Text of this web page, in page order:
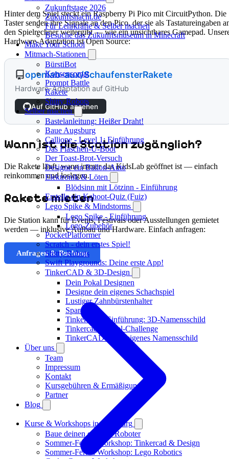
Zukunftstage 2026
Zukunftsnacht.de
Für Lehrkräfte & Selber machen
Besuche das Zukunftsmuseum in Minecraft
Make Your School
Mitmach-Stationen
BürstiBot
Konsensomat
Prompt Battle
Rakete
Shitty Robots
Selber machen
Bastelanleitung: Heißer Draht!
Baue Augsburg
Calliope - Level 1: Einführung
Das Flaschen-U-Boot
Der Toast-Brot-Versuch
Designe ein Ballon-Auto
Elektronik & Löten
Blödsinn mit Lötzinn - Einführung
Erstelle ein Kahoot-Quiz (Fuiz)
Lego Spike & Mindstorms
Lego Spike - Einführung
Lego-Zubehör
PocketPlatformer
Scratch - dein erstes Spiel!
Shitty-Robots
Swift Playgrounds: Deine erste App!
TinkerCAD & 3D-Design
Dein Pokal Designen
Designe dein eigenes Schachspiel
Lustiger Zahnbürstenhalter
Spardose
TinkerCAD Einführung: 3D-Namensschild
Tinkercad-Würfel-Challenge
TinkerCAD: Dein eigenes Namensschild
Über uns
Team
Impressum
Kontakt
Kursgebühren & Ermäßigungen
Partner
Blog
Kurse & Workshops in Augsburg
Baue deinen eigenen Roboter
Sommer-Ferien Workshop: Tinkercad & Design
Sommer-Ferien Workshop: Lego Robotics
Hinter dem Spiel steckt ein Raspberry Pi Pico mit CircuitPython. Die
Taster senden ihre Signale an den Pico, der sie als Tastatureingaben
den Spielrechner weitergibt — wie ein unsichtbares Gamepad.
Hardware-Adaptation ist Open Source:
openlab-aux/SchaufensterRakete
Hardware-Adaptation auf GitHub
Auf GitHub ansehen
Wann ist die Station zugänglich?
Die Rakete läuft, wann immer das KidsLab geöffnet ist — einfach
reinkommen und loslegen.
Rakete mieten
Die Station kann für Events, Festivals oder Ausstellungen gemietet
werden — inklusive Aufbau und Hardware. Einfach anfragen:
Anfragen & Buchung